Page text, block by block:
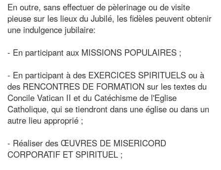
En outre, sans effectuer de pèlerinage ou de visite
pieuse sur les lieux du Jubilé, les fidèles peuvent obtenir
une indulgence jubilaire:
- En participant aux MISSIONS POPULAIRES ;
- En participant à des EXERCICES SPIRITUELS ou à
des RENCONTRES DE FORMATION sur les textes du
Concile Vatican II et du Catéchisme de l'Eglise
Catholique, qui se tiendront dans une église ou dans un
autre lieu approprié ;
- Réaliser des ŒUVRES DE MISERICORD
CORPORATIF ET SPIRITUEL ;